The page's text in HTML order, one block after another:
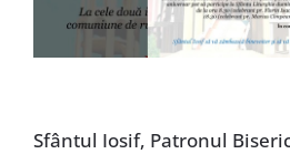
Sfântul Iosif, Patronul